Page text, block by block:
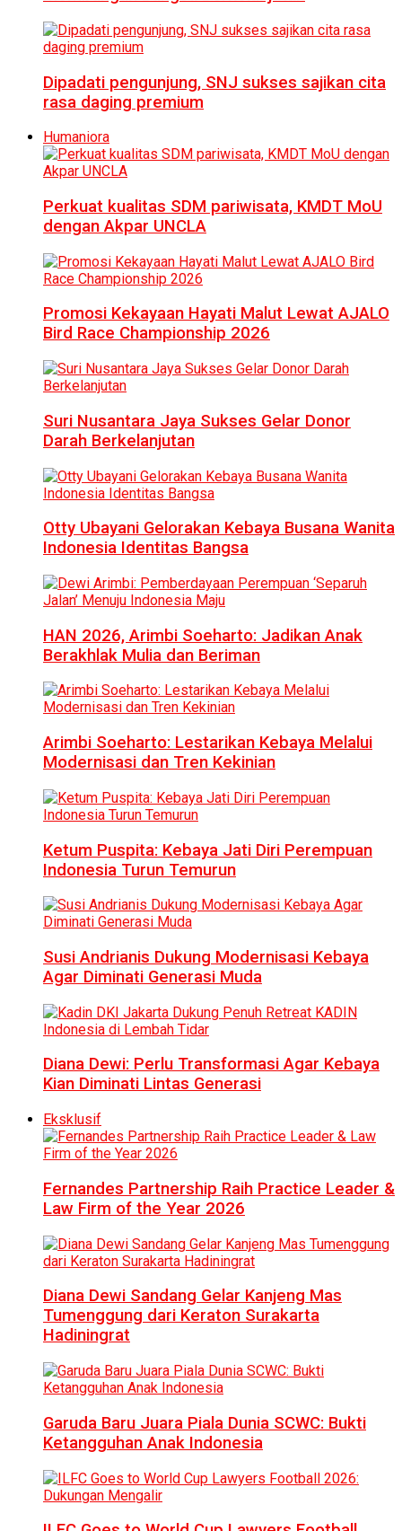
Dipadati pengunjung, SNJ sukses sajikan cita
rasa daging premium
Humaniora
Perkuat kualitas SDM pariwisata, KMDT MoU
dengan Akpar UNCLA
Promosi Kekayaan Hayati Malut Lewat AJALO
Bird Race Championship 2026
Suri Nusantara Jaya Sukses Gelar Donor
Darah Berkelanjutan
Otty Ubayani Gelorakan Kebaya Busana Wanita
Indonesia Identitas Bangsa
HAN 2026, Arimbi Soeharto: Jadikan Anak
Berakhlak Mulia dan Beriman
Arimbi Soeharto: Lestarikan Kebaya Melalui
Modernisasi dan Tren Kekinian
Ketum Puspita: Kebaya Jati Diri Perempuan
Indonesia Turun Temurun
Susi Andrianis Dukung Modernisasi Kebaya
Agar Diminati Generasi Muda
Diana Dewi: Perlu Transformasi Agar Kebaya
Kian Diminati Lintas Generasi
Eksklusif
Fernandes Partnership Raih Practice Leader &
Law Firm of the Year 2026
Diana Dewi Sandang Gelar Kanjeng Mas
Tumenggung dari Keraton Surakarta
Hadiningrat
Garuda Baru Juara Piala Dunia SCWC: Bukti
Ketangguhan Anak Indonesia